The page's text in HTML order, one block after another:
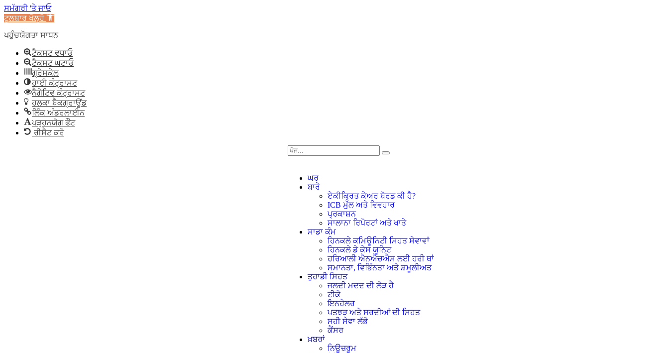
ਸਮੱਗਰੀ 'ਤੇ ਜਾਓ
ਟੂਲਬਾਰ ਖੋਲ੍ਹੋ
ਪਹੁੰਚਯੋਗਤਾ ਸਾਧਨ
ਟੈਕਸਟ ਵਧਾਓ
ਟੈਕਸਟ ਘਟਾਓ
ਗ੍ਰੇਸਕੇਲ
ਹਾਈ ਕੰਟ੍ਰਾਸਟ
ਨੈਗੇਟਿਵ ਕੰਟ੍ਰਾਸਟ
ਹਲਕਾ ਬੈਕਗ੍ਰਾਊਂਡ
ਲਿੰਕ ਅੰਡਰਲਾਈਨ
ਪੜ੍ਹਨਯੋਗ ਫੌਂਟ
ਰੀਸੈਟ ਕਰੋ
ਘਰ
ਬਾਰੇ
ਏਕੀਕ੍ਰਿਤ ਕੇਅਰ ਬੋਰਡ ਕੀ ਹੈ?
ICB ਮੁੱਲ ਅਤੇ ਵਿਵਹਾਰ
ਪ੍ਰਕਾਸ਼ਨ
ਸਾਲਾਨਾ ਰਿਪੋਰਟਾਂ ਅਤੇ ਖਾਤੇ
ਸਾਡਾ ਕੰਮ
ਹਿਨਕਲੇ ਕਮਿਊਨਿਟੀ ਸਿਹਤ ਸੇਵਾਵਾਂ
ਹਿਨਕਲੇ ਡੇ ਕੇਸ ਯੂਨਿਟ
ਹਰਿਆਲੀ ਐਨਐਚਐਸ ਲਈ ਹਰੀ ਥਾਂ
ਸਮਾਨਤਾ, ਵਿਭਿੰਨਤਾ ਅਤੇ ਸ਼ਮੂਲੀਅਤ
ਤੁਹਾਡੀ ਸਿਹਤ
ਜਲਦੀ ਮਦਦ ਦੀ ਲੋੜ ਹੈ
ਟੀਕੇ
ਇਨਹੇਲਰ
ਪਤਝੜ ਅਤੇ ਸਰਦੀਆਂ ਦੀ ਸਿਹਤ
ਸਹੀ ਸੇਵਾ ਲੱਭੋ
ਕੈਂਸਰ
ਖ਼ਬਰਾਂ
ਨਿਊਜ਼ਰੂਮ